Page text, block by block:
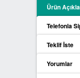
PİL
Ürün
Telefonla
Teklif İste
Yorumlar